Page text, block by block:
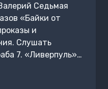
Седьмая
«Байки от
и
Слушать
7. «Ливерпуль»…